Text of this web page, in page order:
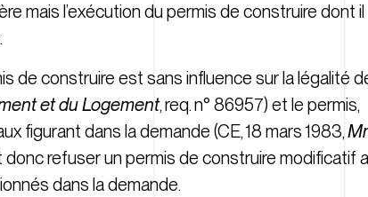
mais l’exécution du permis de construire dont il
de construire est sans influence sur la légalité
et du Logement, req. n° 86957) et le permis,
figurant dans la demande (CE, 18 mars 1983,
donc refuser un permis de construire modificatif
dans la demande.